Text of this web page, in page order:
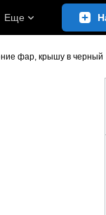
Еще
фар, крышу в черный